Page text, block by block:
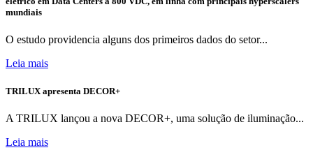
mundiais
O estudo providencia alguns dos primeiros dados do setor...
Leia mais
TRILUX apresenta DECOR+
A TRILUX lançou a nova DECOR+, uma solução de iluminação...
Leia mais